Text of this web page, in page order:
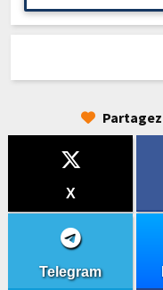
Partagez
X
Telegram